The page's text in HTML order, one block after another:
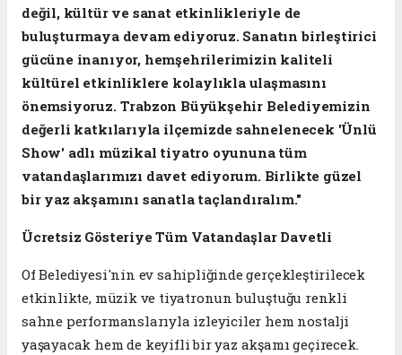
değil, kültür ve sanat etkinlikleriyle de
buluşturmaya devam ediyoruz. Sanatın birleştirici
gücüne inanıyor, hemşehrilerimizin kaliteli
kültürel etkinliklere kolaylıkla ulaşmasını
önemsiyoruz. Trabzon Büyükşehir Belediyemizin
değerli katkılarıyla ilçemizde sahnelenecek 'Ünlü
Show' adlı müzikal tiyatro oyununa tüm
vatandaşlarımızı davet ediyorum. Birlikte güzel
bir yaz akşamını sanatla taçlandıralım."
Ücretsiz Gösteriye Tüm Vatandaşlar Davetli
Of Belediyesi'nin ev sahipliğinde gerçekleştirilecek
etkinlikte, müzik ve tiyatronun buluştuğu renkli
sahne performanslarıyla izleyiciler hem nostalji
yaşayacak hem de keyifli bir yaz akşamı geçirecek.